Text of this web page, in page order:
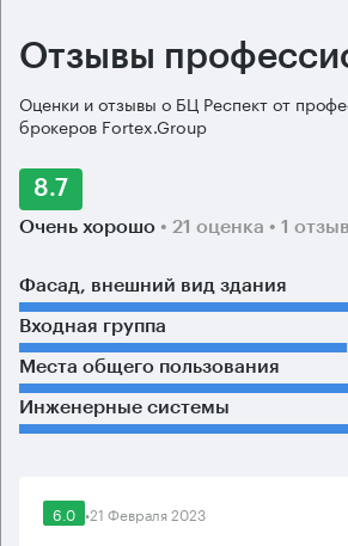
Отзывы
Оценки и отзывы о БЦ Респект от
брокеров Fortex.Group
8.7
Очень хорошо • 21 оценка • 1 отзыв
Фасад, внешний вид здания
Входная группа
Места общего пользования
Инженерные системы
6.0 •21 Февраля 2023